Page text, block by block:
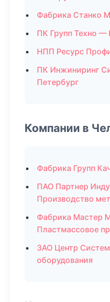
Фабрика Станко
ПК Групп Техно
НПП Ресурс
ПК Инжиниринг
Петербург
Компании в
Фабрика Групп
ПАО Партнер
Производство
Фабрика Мастер
Пластмассовое
ЗАО Центр
оборудования